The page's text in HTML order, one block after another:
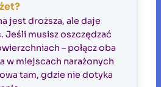
jest droższa, ale daje
Jeśli musisz oszczędzać
– połącz oba
w miejscach narażonych
tam, gdzie nie dotyka